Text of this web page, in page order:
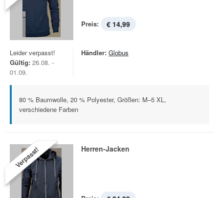
Preis: € 14,99
Leider verpasst!
Gültig: 26.08. -
01.09.
Händler: Globus
80 % Baumwolle, 20 % Polyester, Größen: M–5 XL,
verschiedene Farben
Verpasst! Herren-Jacken